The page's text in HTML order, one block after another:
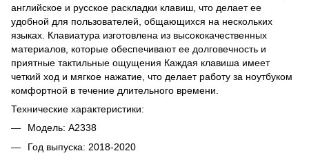
английское и русское раскладки клавиш, что делает ее
удобной для пользователей, общающихся на нескольких
языках. Клавиатура изготовлена из высококачественных
материалов, которые обеспечивают ее долговечность и
приятные тактильные ощущения Каждая клавиша имеет
четкий ход и мягкое нажатие, что делает работу за ноутбуком
комфортной в течение длительного времени.
Технические характеристики:
Модель: A2338
Год выпуска: 2018-2020